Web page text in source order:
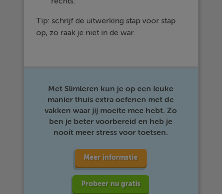
Tip: schrijf de uitwerking stap voor stap
op, zo raak je niet in de war.
Met Slimleren kun je op een leuke
manier thuis extra oefenen met de
vakken waar jij moeite mee hebt. Zo
ben je beter voorbereid en heb je
nooit meer stress voor toetsen.
Meer informatie
Probeer nu gratis